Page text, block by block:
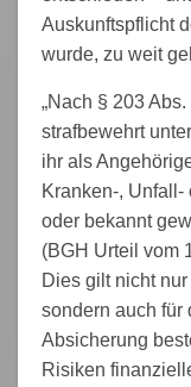
Auskunftspflicht
wurde, zu weit
„Nach § 203
strafbewehrt
ihr als
Kranken-,
oder bekannt
(BGH Urteil vom
Dies gilt nicht
sondern auch für
Absicherung
Risiken